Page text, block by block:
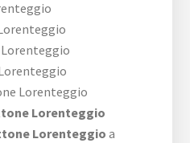
Lorenteggio
Lorenteggio
Lorenteggio a